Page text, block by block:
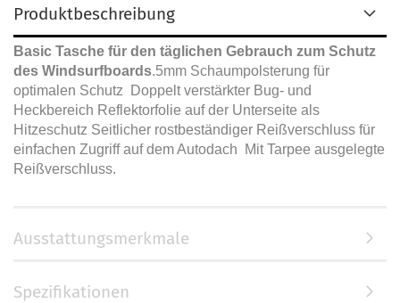
Produktbeschreibung
Basic Tasche für den täglichen Gebrauch zum Schutz
des Windsurfboards.5mm Schaumpolsterung für
optimalen Schutz
Doppelt verstärkter Bug- und
Heckbereich Reflektorfolie auf der Unterseite als
Hitzeschutz Seitlicher rostbeständiger Reißverschluss für
einfachen Zugriff auf dem Autodach
Mit Tarpee ausgelegte
Reißverschluss.
Ausstattungsmerkmale
Spezifikationen